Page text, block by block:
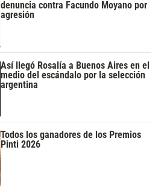
denuncia contra Facundo Moyano por
agresión
Así llegó Rosalía a Buenos Aires en el
medio del escándalo por la selección
argentina
Todos los ganadores de los Premios
Pinti 2026